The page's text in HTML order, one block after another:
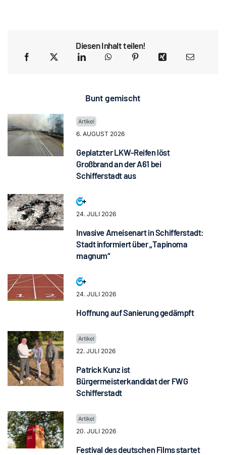
Diesen Inhalt teilen!
Bunt gemischt
6. AUGUST 2026
Geplatzter LKW-Reifen löst
Großbrand an der A61 bei
Schifferstadt aus
24. JULI 2026
Invasive Ameisenart in Schifferstadt:
Stadt informiert über „Tapinoma
magnum“
24. JULI 2026
Hoffnung auf Sanierung gedämpft
22. JULI 2026
Patrick Kunz ist
Bürgermeisterkandidat der FWG
Schifferstadt
20. JULI 2026
Festival des deutschen Films startet